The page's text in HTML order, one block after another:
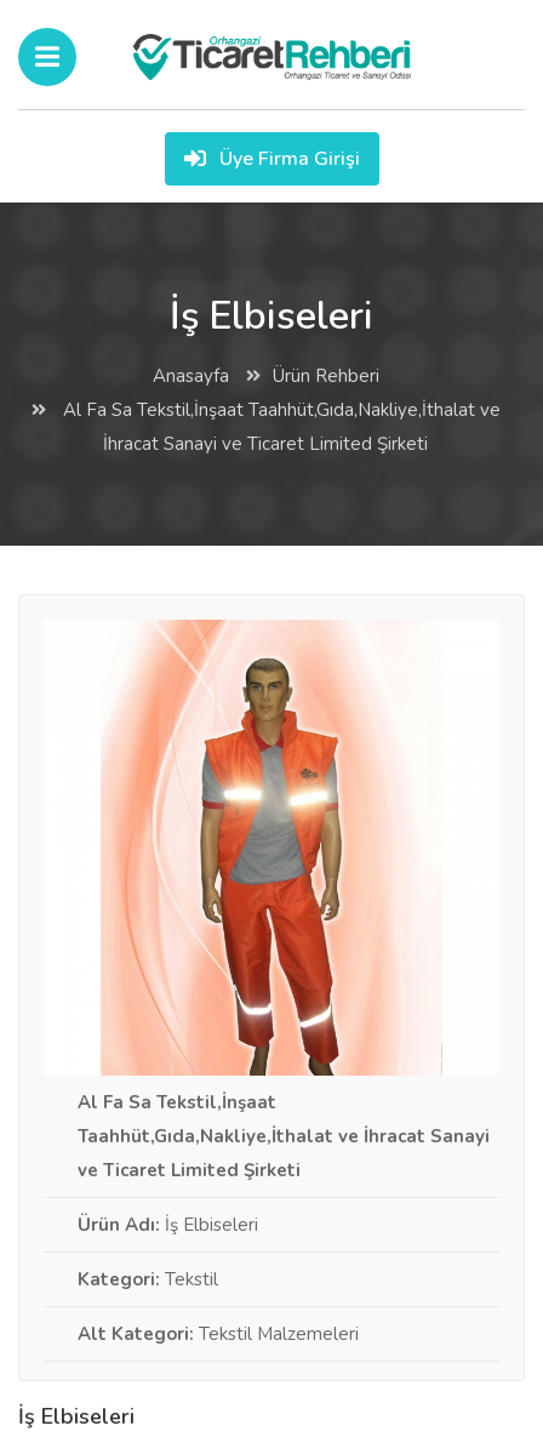
Üye Firma Girişi
İş Elbiseleri
Anasayfa
Ürün Rehberi
Al Fa Sa Tekstil,İnşaat Taahhüt,Gıda,Nakliye,İthalat ve
İhracat Sanayi ve Ticaret Limited Şirketi
Al Fa Sa Tekstil,İnşaat
Taahhüt,Gıda,Nakliye,İthalat ve İhracat Sanayi
ve Ticaret Limited Şirketi
Ürün Adı: İş Elbiseleri
Kategori: Tekstil
Alt Kategori: Tekstil Malzemeleri
İş Elbiseleri